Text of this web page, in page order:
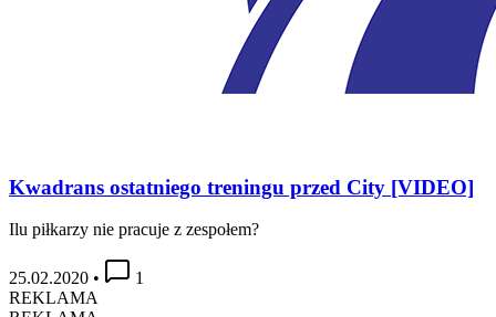
Kwadrans ostatniego treningu przed City [VIDEO]
Ilu piłkarzy nie pracuje z zespołem?
25.02.2020 •
1
REKLAMA